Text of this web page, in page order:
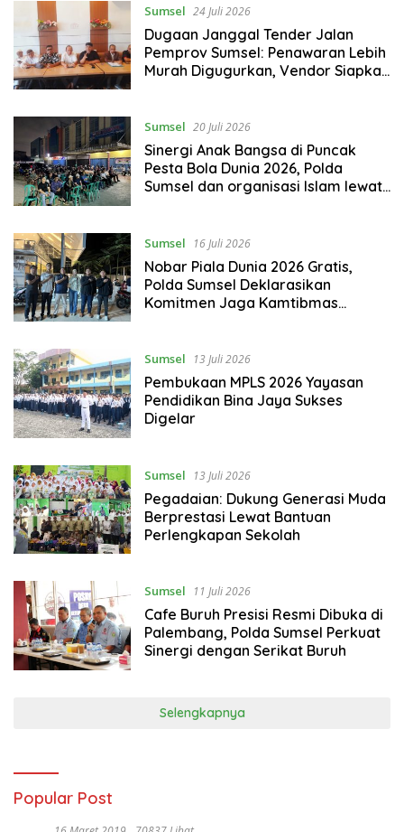
Sumsel 24 Juli 2026
Dugaan Janggal Tender Jalan
Pemprov Sumsel: Penawaran Lebih
Murah Digugurkan, Vendor Siapkan
Sumsel 20 Juli 2026
Sinergi Anak Bangsa di Puncak
Pesta Bola Dunia 2026, Polda
Sumsel dan organisasi Islam lewat
Sumsel 16 Juli 2026
Nobar Piala Dunia 2026 Gratis,
Polda Sumsel Deklarasikan
Komitmen Jaga Kamtibmas
Sumsel 13 Juli 2026
Pembukaan MPLS 2026 Yayasan
Pendidikan Bina Jaya Sukses
Digelar
Sumsel 13 Juli 2026
Pegadaian: Dukung Generasi Muda
Berprestasi Lewat Bantuan
Perlengkapan Sekolah
Sumsel 11 Juli 2026
Cafe Buruh Presisi Resmi Dibuka di
Palembang, Polda Sumsel Perkuat
Sinergi dengan Serikat Buruh
Selengkapnya
Popular Post